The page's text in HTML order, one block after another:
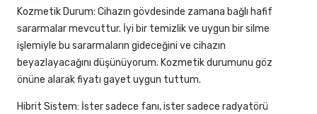
Kozmetik Durum: Cihazın gövdesinde zamana bağlı hafif
sararmalar mevcuttur. İyi bir temizlik ve uygun bir silme
işlemiyle bu sararmaların gideceğini ve cihazın
beyazlayacağını düşünüyorum. Kozmetik durumunu göz
önüne alarak fiyatı gayet uygun tuttum.
Hibrit Sistem: İster sadece fanı, ister sadece radyatörü